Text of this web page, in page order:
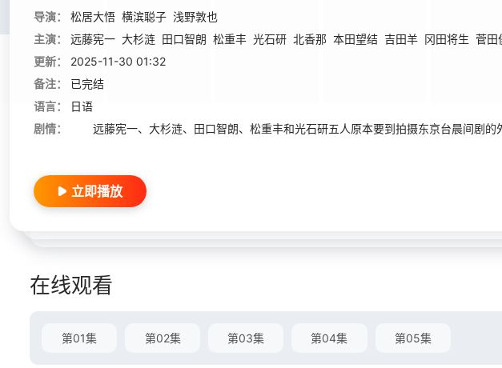
导演： 松居大悟 横滨聪子 浅野敦也
主演：
远藤宪一 大杉涟 田口智朗 松重丰 光石研 北香那 本田望结 吉田羊 冈田将生 菅田
更新：
2025-11-30 01:32
备注：
已完结
语言：
日语
剧情：
远藤宪一、大杉涟、田口智朗、松重丰和光石研五人原本要到拍摄东京台晨间剧的
立即播放
在线观看
第01集 第02集 第03集 第04集 第05集